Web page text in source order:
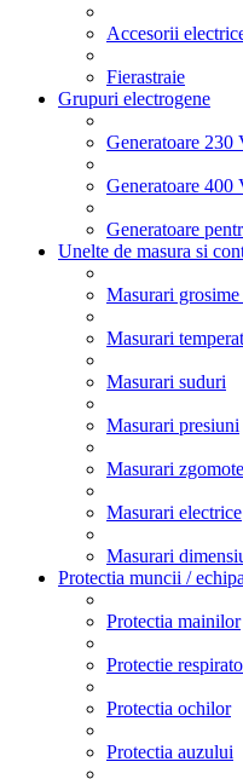
Accesorii
Fierastraie
Grupuri electrogene
Generatoare 230
Generatoare 400
Generatoare
Unelte de masura si
Masurari grosime
Masurari
Masurari suduri
Masurari presiuni
Masurari zgomote
Masurari electrice
Masurari
Protectia muncii /
Protectia mainilor
Protectie
Protectia ochilor
Protectia auzului